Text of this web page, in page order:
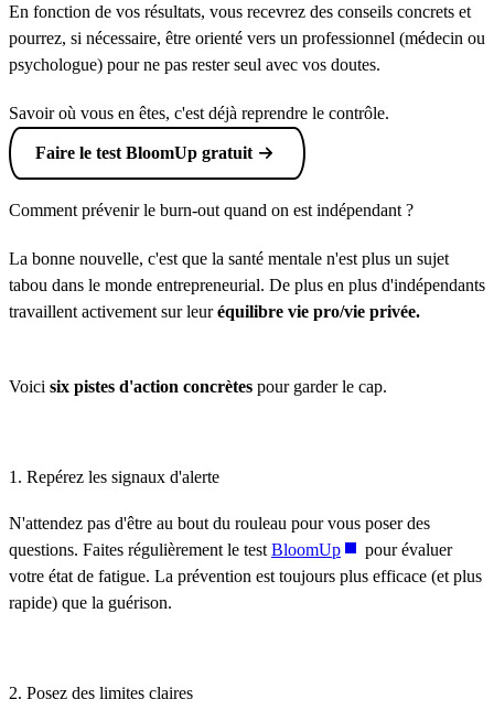
En fonction de vos résultats, vous recevrez des conseils concrets et
pourrez, si nécessaire, être orienté vers un professionnel (médecin ou
psychologue) pour ne pas rester seul avec vos doutes.
Savoir où vous en êtes, c'est déjà reprendre le contrôle.
Faire le test BloomUp gratuit
Comment prévenir le burn-out quand on est indépendant ?
La bonne nouvelle, c'est que la santé mentale n'est plus un sujet
tabou dans le monde entrepreneurial. De plus en plus d'indépendants
travaillent activement sur leuréquilibre vie pro/vie privée.
Voici six pistes d'action concrètes pour garder le cap.
1. Repérez les signaux d'alerte
N'attendez pas d'être au bout du rouleau pour vous poser des
questions. Faites régulièrement le test BloomUp
pour évaluer
votre état de fatigue. La prévention est toujours plus efficace (et plus
rapide) que la guérison.
2. Posez des limites claires